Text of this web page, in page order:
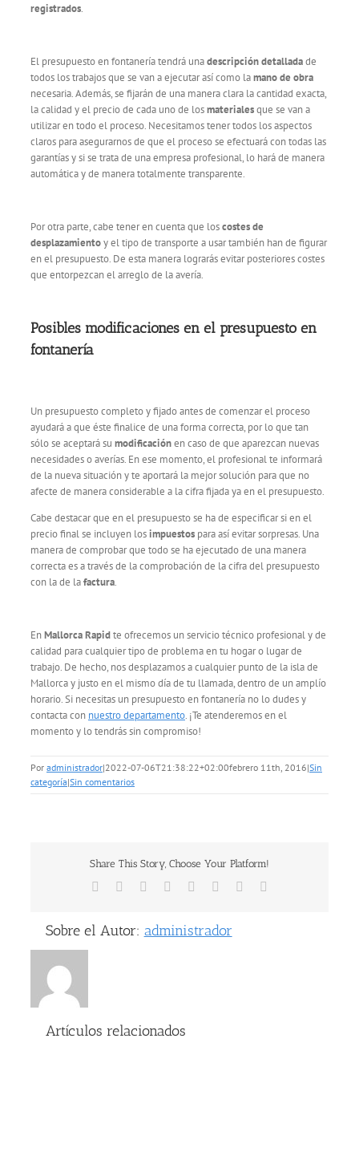
registrados.
El presupuesto en fontanería tendrá unadescripción detalladade
todos los trabajos que se van a ejecutar así como lamano de obra
necesaria. Además, se fijarán de una manera clara la cantidad exacta,
la calidad y el precio de cada uno de losmaterialesque se van a
utilizar en todo el proceso. Necesitamos tener todos los aspectos
claros para asegurarnos de que el proceso se efectuará con todas las
garantías y si se trata de una empresa profesional, lo hará de manera
automática y de manera totalmente transparente.
Por otra parte, cabe tener en cuenta que loscostes de
desplazamientoy el tipo de transporte a usar también han de figurar
en el presupuesto. De esta manera lograrás evitar posteriores costes
que entorpezcan el arreglo de la avería.
Posibles modificaciones en el presupuesto en
fontanería
Un presupuesto completo y fijado antes de comenzar el proceso
ayudará a que éste finalice de una forma correcta, por lo que tan
sólo se aceptará su modificaciónen caso de que aparezcan nuevas
necesidades o averías. En ese momento, el profesional te informará
de la nueva situación y te aportará la mejor solución para que no
afecte de manera considerable a la cifra fijada ya en el presupuesto.
Cabe destacar que en el presupuesto se ha de especificar si en el
precio final se incluyen losimpuestos para así evitar sorpresas. Una
manera de comprobar que todo se ha ejecutado de una manera
correcta es a través de la comprobación de la cifra del presupuesto
con la de lafactura.
EnMallorca Rapidte ofrecemos un servicio técnico profesional y de
calidad para cualquier tipo de problema en tu hogar o lugar de
trabajo. De hecho, nos desplazamos a cualquier punto de la isla de
Mallorca y justo en el mismo día de tu llamada, dentro de un amplío
horario. Si necesitas un presupuesto en fontanería no lo dudes y
contacta con nuestro departamento. ¡Te atenderemos en el
momento y lo tendrás sin compromiso!
Por administrador|2022-07-06T21:38:22+02:00febrero 11th, 2016|Sin
categoría|Sin comentarios
Share This Story, Choose Your Platform!
Facebook Reddit LinkedIn
TumblrPinterest
Sobre el Autor: administrador
Artículos relacionados